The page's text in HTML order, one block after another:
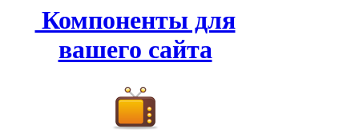
Компоненты для
вашего сайта